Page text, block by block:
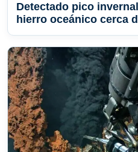
Detectado pico
hierro oceánico cerca